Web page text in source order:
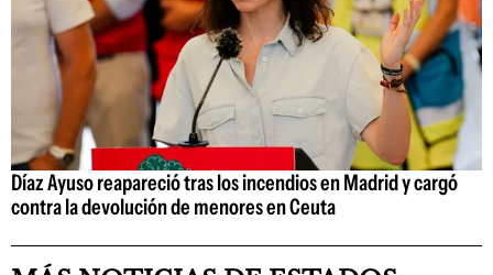
Díaz Ayuso reapareció tras los incendios en Madrid y cargó
contra la devolución de menores en Ceuta